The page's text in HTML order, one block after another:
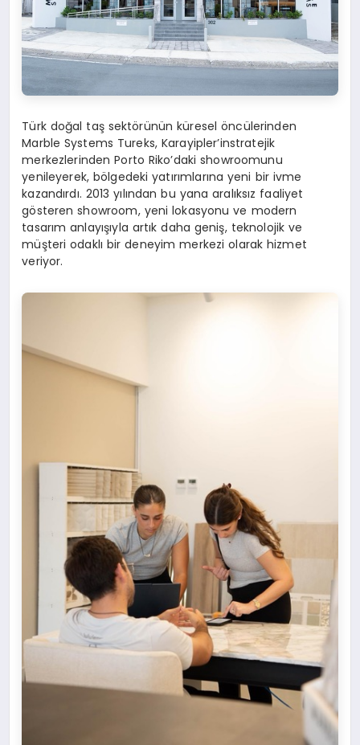
Türk doğal taş sektörünün küresel öncülerinden
Marble Systems Tureks, Karayipler’instratejik
merkezlerinden Porto Riko’daki showroomunu
yenileyerek, bölgedeki yatırımlarına yeni bir ivme
kazandırdı. 2013 yılından bu yana aralıksız faaliyet
gösteren showroom, yeni lokasyonu ve modern
tasarım anlayışıyla artık daha geniş, teknolojik ve
müşteri odaklı bir deneyim merkezi olarak hizmet
veriyor.